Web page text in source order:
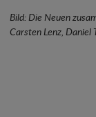
Bild: Die Neuen
Carsten Lenz, Daniel